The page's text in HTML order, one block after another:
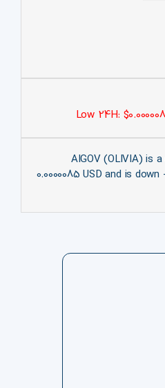
Low 24H:
AIGOV (OLIVIA) is
0.0000085 USD and is